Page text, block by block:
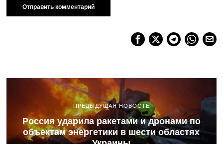
ПРЕДЫДУЩАЯ НОВОСТЬ
Россия ударила ракетами и дронами по
объектам энергетики в шести областях